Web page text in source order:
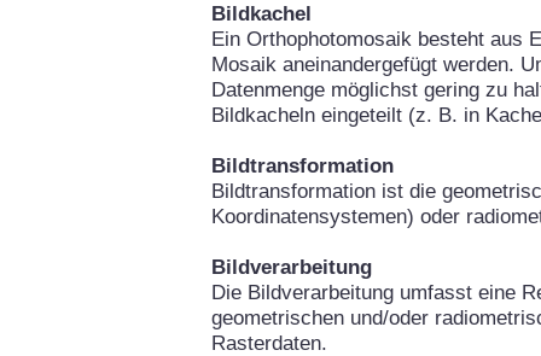
Bildkachel
Ein Orthophotomosaik besteht aus
Mosaik aneinandergefügt werden.
Datenmenge möglichst gering zu
Bildkacheln eingeteilt (z. B. in
Bildtransformation
Bildtransformation ist die
Koordinatensystemen) oder
Bildverarbeitung
Die Bildverarbeitung umfasst eine
geometrischen und/oder
Rasterdaten.